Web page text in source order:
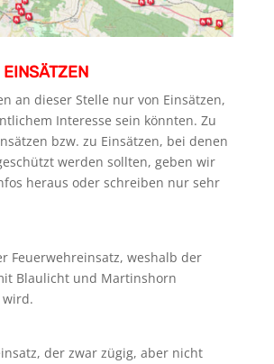
an dieser Stelle nur von Einsätzen,
Interesse sein könnten. Zu
bzw. zu Einsätzen, bei denen
werden sollten, geben wir
heraus oder schreiben nur sehr
Feuerwehreinsatz, weshalb der
Blaulicht und Martinshorn
der zwar zügig, aber nicht